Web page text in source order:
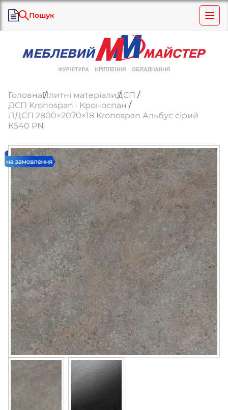
Пошук
ГоловнаПлитні матеріалиДСП
ДСП Kronospan · Кроноспан
ЛДСП 2800×2070×18 Kronospan Альбус сірий
К540 PN